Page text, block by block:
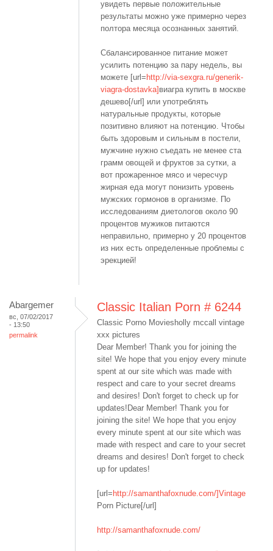
увидеть первые положительные
результаты можно уже примерно через
полтора месяца осознанных занятий.
Сбалансированное питание может
усилить потенцию за пару недель, вы
можете [url= http://via-sexgra.ru/generik-
viagra-dostavka] виагра купить в москве
дешево[/url] или употреблять
натуральные продукты, которые
позитивно влияют на потенцию. Чтобы
быть здоровым и сильным в постели,
мужчине нужно съедать не менее ста
грамм овощей и фруктов за сутки, а
вот прожаренное мясо и чересчур
жирная еда могут понизить уровень
мужских гормонов в организме. По
исследованиям диетологов около 90
процентов мужиков питаются
неправильно, примерно у 20 процентов
из них есть определенные проблемы с
эрекцией!
Abargemer
вс, 07/02/2017
- 13:50
permalink
Classic Italian Porn # 6244
Classic Porno Moviesholly mccall vintage
xxx pictures
Dear Member! Thank you for joining the
site! We hope that you enjoy every minute
spent at our site which was made with
respect and care to your secret dreams
and desires! Don't forget to check up for
updates!Dear Member! Thank you for
joining the site! We hope that you enjoy
every minute spent at our site which was
made with respect and care to your secret
dreams and desires! Don't forget to check
up for updates!
[url= http://samanthafoxnude.com/]Vintage
Porn Picture[/url]
http://samanthafoxnude.com/